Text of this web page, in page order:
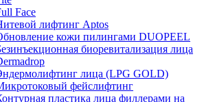
Face
лифтинг Aptos
кожи пилингами DUOPEEL
биоревитализация лица
лица (LPG GOLD)
фейслифтинг
пластика лица филлерами на